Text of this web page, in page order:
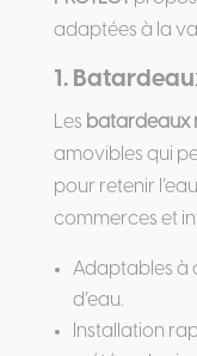
adaptées à la
1.
Les batardeaux
amovibles qui
pour retenir
commerces et
Adaptables à
d’eau.
Installation